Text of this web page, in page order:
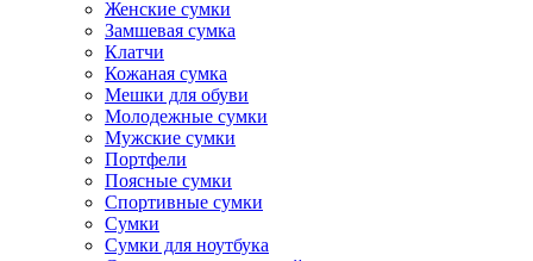
Женские сумки
Замшевая сумка
Клатчи
Кожаная сумка
Мешки для обуви
Молодежные сумки
Мужские сумки
Портфели
Поясные сумки
Спортивные сумки
Сумки
Сумки для ноутбука